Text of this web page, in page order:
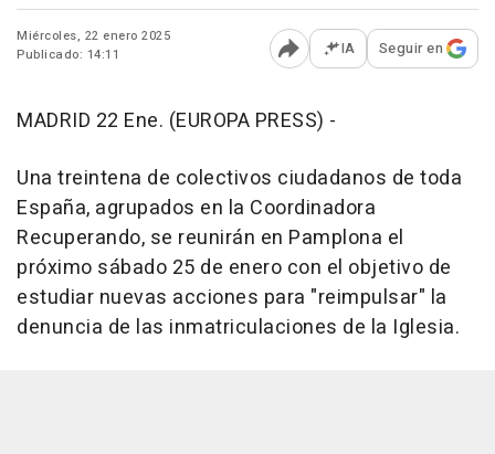
Miércoles, 22 enero 2025
Publicado: 14:11
Abrir opciones para
IA Seguir en
MADRID 22 Ene. (EUROPA PRESS) -
Una treintena de colectivos ciudadanos de toda
España, agrupados en la Coordinadora
Recuperando, se reunirán en Pamplona el
próximo sábado 25 de enero con el objetivo de
estudiar nuevas acciones para "reimpulsar" la
denuncia de las inmatriculaciones de la Iglesia.